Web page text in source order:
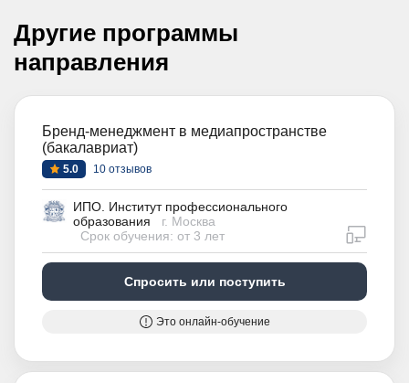
Другие программы
направления
Бренд-менеджмент в медиапространстве
(бакалавриат)
5.0 10 отзывов
ИПО. Институт профессионального
образования
г. Москва
Срок обучения: от 3 лет
Спросить или поступить
Это онлайн-обучение